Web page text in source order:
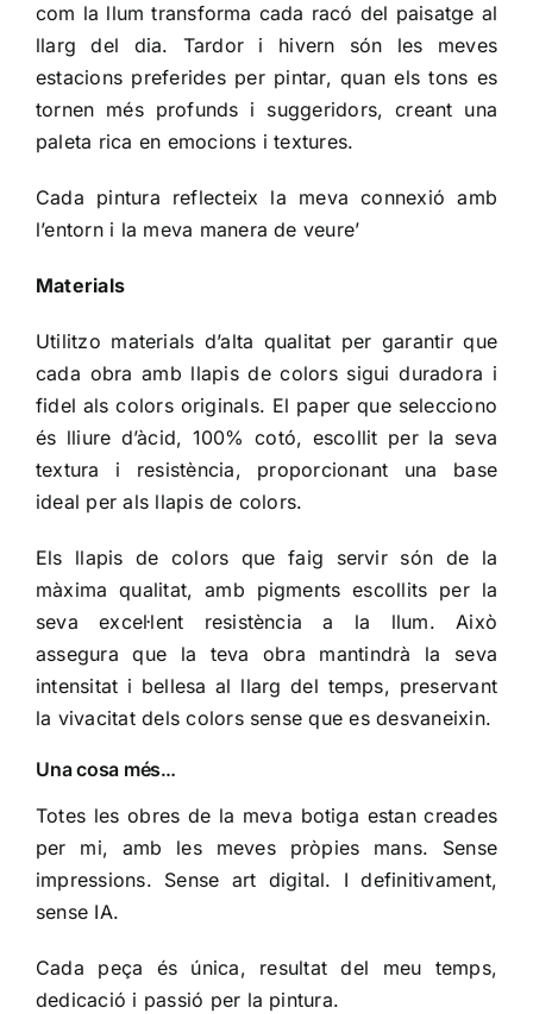
com la llum transforma cada racó del paisatge al
llarg del dia. Tardor i hivern són les meves
estacions preferides per pintar, quan els tons es
tornen més profunds i suggeridors, creant una
paleta rica en emocions i textures.
Cada pintura reflecteix la meva connexió amb
l’entorn i la meva manera de veure’
Materials
Utilitzo materials d’alta qualitat per garantir que
cada obra amb llapis de colors sigui duradora i
fidel als colors originals. El paper que selecciono
és lliure d’àcid, 100% cotó, escollit per la seva
textura i resistència, proporcionant una base
ideal per als llapis de colors.
Els llapis de colors que faig servir són de la
màxima qualitat, amb pigments escollits per la
seva excel·lent resistència a la llum. Això
assegura que la teva obra mantindrà la seva
intensitat i bellesa al llarg del temps, preservant
la vivacitat dels colors sense que es desvaneixin.
Una cosa més…
Totes les obres de la meva botiga estan creades
per mi, amb les meves pròpies mans. Sense
impressions. Sense art digital. I definitivament,
sense IA.
Cada peça és única, resultat del meu temps,
dedicació i passió per la pintura.